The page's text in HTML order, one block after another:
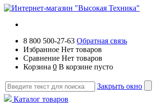
8 800 500-27-63 Обратная связь
Избранное Нет товаров
Сравнение Нет товаров
Корзина 0 В корзине пусто
Закрыть окно
Каталог товаров